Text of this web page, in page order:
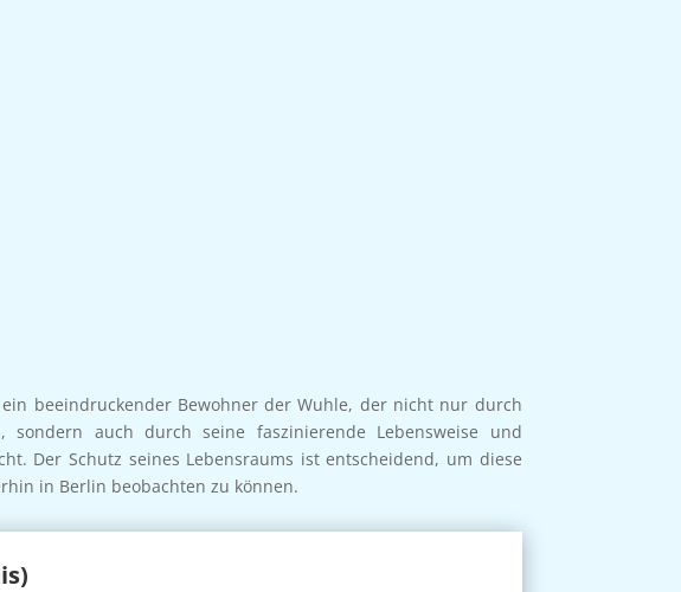
beeindruckender Bewohner der Wuhle, der nicht nur durch
sondern auch durch seine faszinierende Lebensweise und
Der Schutz seines Lebensraums ist entscheidend, um diese
in Berlin beobachten zu können.